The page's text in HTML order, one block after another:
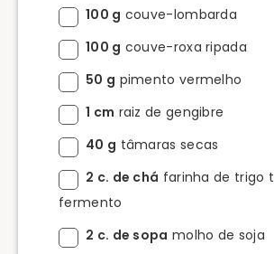
100 g couve-lombarda
100 g couve-roxa ripada
50 g pimento vermelho
1 cm raiz de gengibre
40 g tâmaras secas
2 c. de chá farinha de trigo
fermento
2 c. de sopa molho de soja